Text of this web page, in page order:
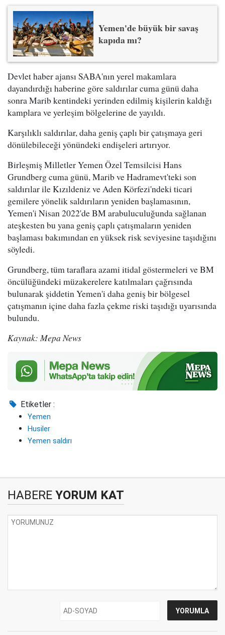
Yemen'de büyük bir savaş
kapıda mı?
Devlet haber ajansı SABA'nın yerel makamlara
dayandırdığı haberine göre saldırılar cuma günü daha
sonra Marib kentindeki yerinden edilmiş kişilerin kaldığı
kamplara ve yerleşim bölgelerine de yayıldı.
Karşılıklı saldırılar, daha geniş çaplı bir çatışmaya geri
dönülebileceği yönündeki endişeleri artırıyor.
Birleşmiş Milletler Yemen Özel Temsilcisi Hans
Grundberg cuma günü, Marib ve Hadramevt'teki son
saldırılar ile Kızıldeniz ve Aden Körfezi'ndeki ticari
gemilere yönelik saldırıların yeniden başlamasının,
Yemen'i Nisan 2022'de BM arabuluculuğunda sağlanan
ateşkesten bu yana geniş çaplı çatışmaların yeniden
başlaması bakımından en yüksek risk seviyesine taşıdığını
söyledi.
Grundberg, tüm taraflara azami itidal göstermeleri ve BM
öncülüğündeki müzakerelere katılmaları çağrısında
bulunarak şiddetin Yemen'i daha geniş bir bölgesel
çatışmanın içine daha fazla çekme riski taşıdığı uyarısında
bulundu.
Kaynak: Mepa News
Etiketler :
Yemen
Husiler
Yemen saldırı
HABERE YORUM KAT